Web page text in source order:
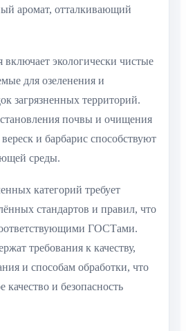
аромат, отталкивающий
включает экологически чистые
для озеленения и
загрязненных территорий.
почвы и очищения
и барбарис способствуют
среды.
категорий требует
стандартов и правил, что
ГОСТами.
требования к качеству,
и способам обработки, что
качество и безопасность